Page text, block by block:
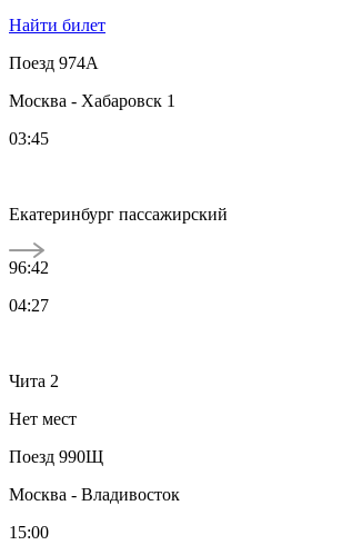
Найти билет
Поезд 974А
Москва - Хабаровск 1
03:45
Екатеринбург пассажирский
96:42
04:27
Чита 2
Нет мест
Поезд 990Щ
Москва - Владивосток
15:00